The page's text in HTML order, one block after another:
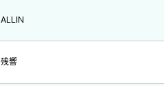
ALLIN
残響